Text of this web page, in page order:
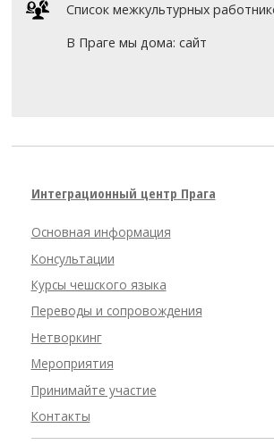
Список межкультурных
В Праге мы дома: сайт
Интеграционный центр Прага
Основная информация
Консультации
Курсы чешского языка
Переводы и сопровождения
Нетворкинг
Мероприятия
Принимайте участие
Контакты